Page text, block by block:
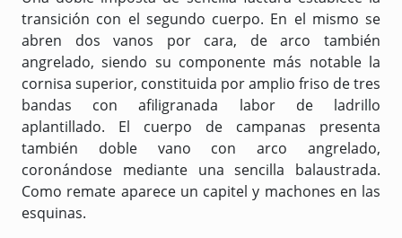
transición con el segundo cuerpo. En el mismo se
abren dos vanos por cara, de arco también
angrelado, siendo su componente más notable la
cornisa superior, constituida por amplio friso de tres
bandas con afiligranada labor de ladrillo
aplantillado. El cuerpo de campanas presenta
también doble vano con arco angrelado,
coronándose mediante una sencilla balaustrada.
Como remate aparece un capitel y machones en las
esquinas.